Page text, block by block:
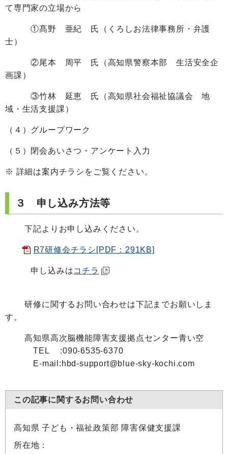
て専門家の立場から
①髙野 亜紀 氏（くろしお法律事務所・弁護
士）
②尾本 周平 氏（高知県警察本部 生活安全企
画課）
③竹林 延恵 氏（高知県社会福祉協議会 地
域・生活支援課）
（４）グループワーク
（５）閉会あいさつ・アンケート入力
※ 詳細は案内チラシをご覧ください。
３ 申し込み方法等
下記よりお申し込みください。
R7研修会チラシ[PDF：291KB]
申し込みはコチラ
研修に関するお問い合わせは下記までお願いしま
す。
高知県高次脳機能障害支援拠点センター青い空
TEL :090-6535-6370
E-mail:hbd-support@blue-sky-kochi.com
この記事に関するお問い合わせ
高知県 子ども・福祉政策部 障害保健支援課
所在地：